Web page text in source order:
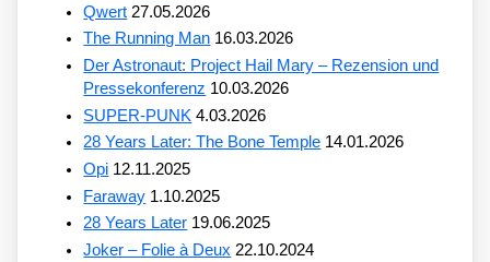
Qwert 27.05.2026
The Running Man 16.03.2026
Der Astronaut: Project Hail Mary – Rezension und
Pressekonferenz 10.03.2026
SUPER-PUNK 4.03.2026
28 Years Later: The Bone Temple 14.01.2026
Opi 12.11.2025
Faraway 1.10.2025
28 Years Later 19.06.2025
Joker – Folie à Deux 22.10.2024